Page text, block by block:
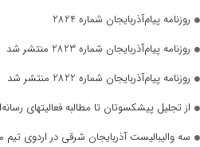
روزنامه پیام‌آذربایجان شماره 2824
روزنامه پیام‌آذربایجان شماره 2823 منتشر شد
روزنامه پیام‌آذربایجان شماره 2822 منتشر شد
از تجلیل پیشکسوتان تا مطالبه فعالیتهای
سه والیبالیست آذربایجان‌ شرقی در اردوی تیم